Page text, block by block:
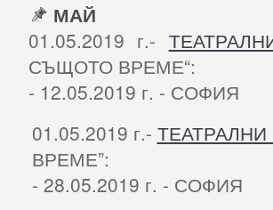
МАЙ
01.05.2019 г.-
СЪЩОТО ВРЕМЕ“:
- 12.05.2019 г. - СОФИЯ
01.05.2019 г.-
ВРЕМЕ”:
- 28.05.2019 г. - СОФИЯ